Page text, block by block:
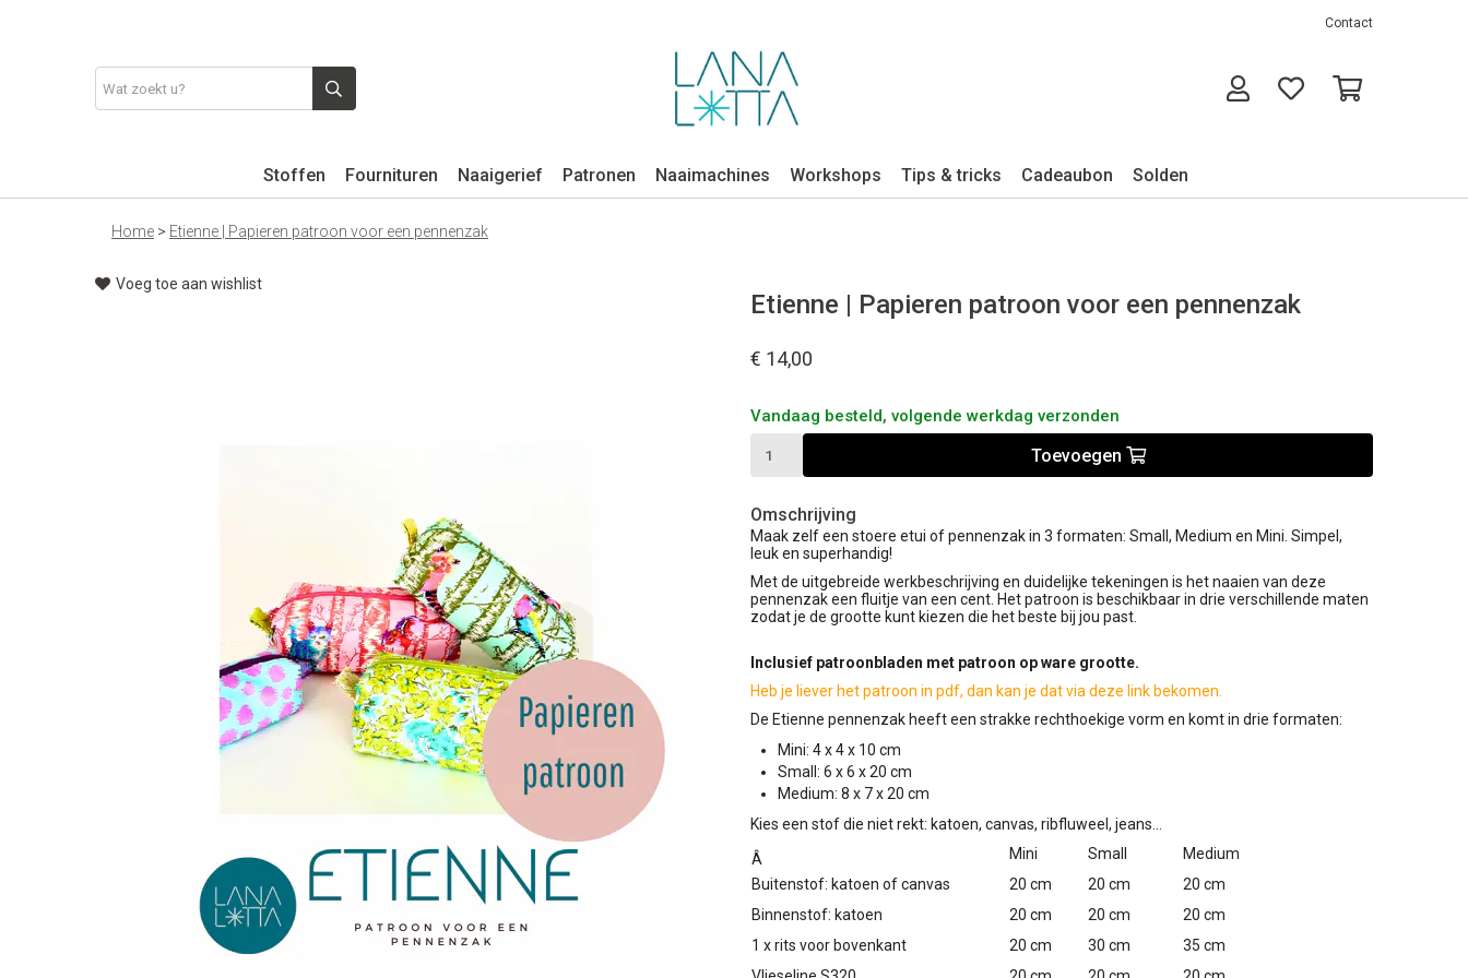
Contact
Stoffen Fournituren Naaigerief Patronen Naaimachines Workshops Tips & tricks Cadeaubon Solden
Home > Etienne | Papieren patroon voor een pennenzak
Voeg toe aan wishlist
Etienne | Papieren patroon voor een pennenzak
€ 14,00
Vandaag besteld, volgende werkdag verzonden
Toevoegen
Omschrijving
Maak zelf een stoere etui of pennenzak in 3 formaten: Small, Medium en Mini. Simpel,
leuk en superhandig!
Met de uitgebreide werkbeschrijving en duidelijke tekeningen is het naaien van deze
pennenzak een fluitje van een cent. Het patroon is beschikbaar in drie verschillende maten
zodat je de grootte kunt kiezen die het beste bij jou past.
Inclusief patroonbladen met patroon op ware grootte.
Heb je liever het patroon in pdf, dan kan je dat via deze link bekomen.
De Etienne pennenzak heeft een strakke rechthoekige vorm en komt in drie formaten:
Mini: 4 x 4 x 10 cm
Small: 6 x 6 x 20 cm
Medium: 8 x 7 x 20 cm
Kies een stof die niet rekt: katoen, canvas, ribfluweel, jeans...
Â
Mini Small
Medium
Buitenstof: katoen of canvas
20 cm 20 cm
20 cm
Binnenstof: katoen
20 cm 20 cm
20 cm
1 x rits voor bovenkant
20 cm 30 cm
35 cm